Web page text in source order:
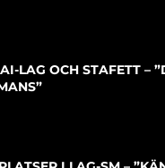
LAG OCH STAFETT –